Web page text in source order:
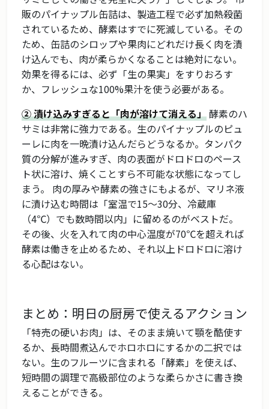
販のパイナップル缶詰は、製造工程で必ず加熱殺菌
されているため、酵素はすでに死滅している。その
ため、缶詰のシロップや果肉にどれだけ長く肉を漬
け込んでも、肉が柔らかくなることは絶対にない。
効果を得るには、必ず「生の果実」をすりおろす
か、フレッシュな100%果汁を使う必要がある。
② 漬け込みすぎると「肉が溶けて消える」酵素のハ
サミは非常に強力である。生のパイナップルのピュ
ーレに肉を一晩漬け込んだらどうなるか。タンパク
質の分解が進みすぎ、肉の表面がドロドロのペース
ト状に溶け、焼くことすら不可能な状態になってし
まう。 肉の厚みや酵素の強さにもよるが、マリネ液
に漬け込む時間は「室温で15〜30分、冷蔵庫
（4℃）でも数時間以内」に留めるのがベストだ。
その後、火を入れて肉の中心温度が70℃を超えれば
酵素は働きを止めるため、それ以上ドロドロに溶け
る心配はない。
まとめ：明日の厨房で使えるアクション
「特売の硬いお肉」は、そのまま焼いて顎を酷使す
るか、長時間煮込んでホロホロにするかの二択では
ない。生のフルーツに含まれる「酵素」を使えば、
短時間の調理で高級部位のような柔らかさに書き換
えることができる。